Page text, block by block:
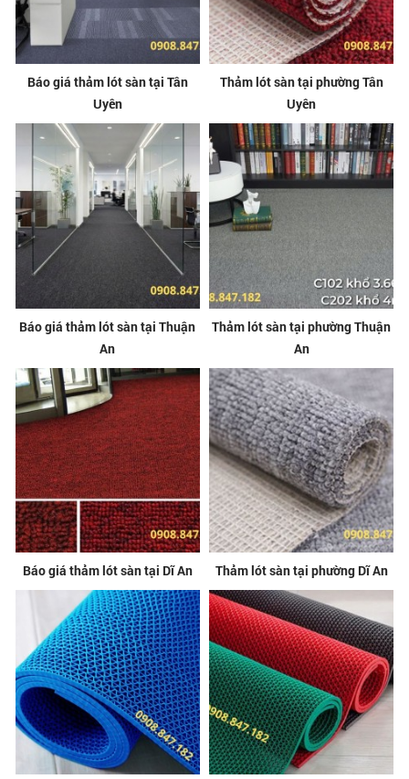
Báo giá thảm lót sàn tại Tân
Uyên
Thảm lót sàn tại phường Tân
Uyên
Báo giá thảm lót sàn tại Thuận
An
Thảm lót sàn tại phường Thuận
An
Báo giá thảm lót sàn tại Dĩ An Thảm lót sàn tại phường Dĩ An